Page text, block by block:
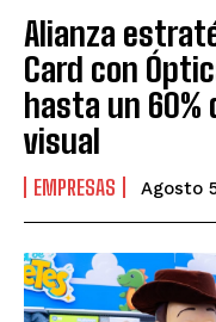
Alianza
Card con
hasta un 60%
visual
EMPRESAS Agosto